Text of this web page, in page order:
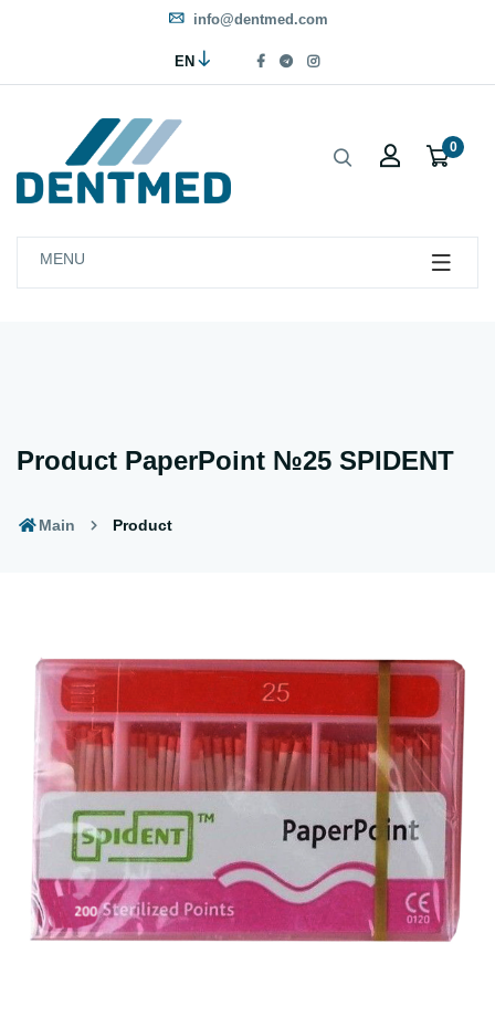
info@dentmed.com
EN
0
MENU
Product PaperPoint №25 SPIDENT
Main Product